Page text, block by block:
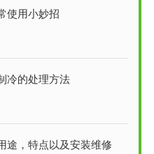
使用小妙招
冷的处理方法
途，特点以及安装维修